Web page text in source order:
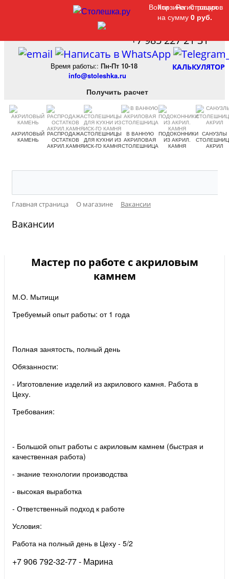
+7 985 227 21 31
КАЛЬКУЛЯТОР
Время работы:: Пн-Пт 10-18
info@stoleshka.ru
Получить расчет
Войти Регистрация
Корзина 0 товаров
на сумму 0 руб.
АКРИЛОВЫЙ
КАМЕНЬ
РАСПРОДАЖА
ОСТАТКОВ
АКРИЛ.КАМНЯ
СТОЛЕШНИЦЫ
ДЛЯ КУХНИ ИЗ
ИСК-ГО КАМНЯ
В ВАННУЮ
АКРИЛОВАЯ
СТОЛЕШНИЦА
ПОДОКОННИКИ
ИЗ АКРИЛ.
КАМНЯ
САНУЗЛЫ
АКРИЛ
Главная страница О магазине Вакансии
Вакансии
Мастер по работе с акриловым
камнем
М.О. Мытищи
Требуемый опыт работы: от 1 года
Полная занятость, полный день
Обязанности:
- Изготовление изделий из акрилового камня. Работа в
Цеху.
Требования:
- Большой опыт работы с акриловым камнем (быстрая и
качественная работа)
- знание технологии производства
- высокая выработка
- Ответственный подход к работе
Условия:
Работа на полный день в Цеху - 5/2
+7 906 792-32-77 - Марина
Войти Регистрация
Корзина 0 товаров
на сумму 0 руб.